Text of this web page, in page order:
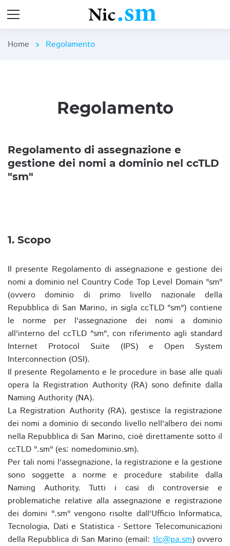
Home chevron_right Regolamento
Regolamento
Regolamento di assegnazione e
gestione dei nomi a dominio nel ccTLD
"sm"
1. Scopo
Il presente Regolamento di assegnazione e gestione dei
nomi a dominio nel Country Code Top Level Domain "sm"
(ovvero dominio di primo livello nazionale della
Repubblica di San Marino, in sigla ccTLD "sm") contiene
le norme per l'assegnazione dei nomi a dominio
all'interno del ccTLD "sm", con riferimento agli standard
Internet Protocol Suite (IPS) e Open System
Interconnection (OSI).
Il presente Regolamento e le procedure in base alle quali
opera la Registration Authority (RA) sono definite dalla
Naming Authority (NA).
La Registration Authority (RA), gestisce la registrazione
dei nomi a dominio di secondo livello nell'albero dei nomi
nella Repubblica di San Marino, cioè direttamente sotto il
ccTLD ".sm" (es: nomedominio.sm).
Per tali nomi l'assegnazione, la registrazione e la gestione
sono soggette a norme e procedure stabilite dalla
Naming Authority. Tutti i casi di controversie e
problematiche relative alla assegnazione e registrazione
dei domini ".sm" vengono risolte dall'Ufficio Informatica,
Tecnologia, Dati e Statistica - Settore Telecomunicazioni
della Repubblica di San Marino (email:tlc@pa.sm) ovvero